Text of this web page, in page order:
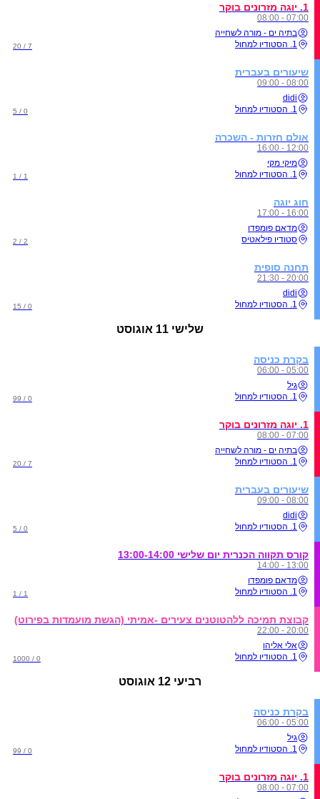
1. יוגה מזרונים בוקר
07:00 - 08:00
בתיה ים - מורה לשחייה
1. הסטודיו למחול
7 / 20
שיעורים בעברית
08:00 - 09:00
didi
1. הסטודיו למחול
0 / 5
אולם חזרות - השכרה
12:00 - 16:00
מיקי מקי
1. הסטודיו למחול
1 / 1
חוג יוגה
16:00 - 17:00
מדאם פומפדו
סטודיו פילאטיס
2 / 2
תחנה סופית
20:00 - 21:30
didi
1. הסטודיו למחול
0 / 15
שלישי 11 אוגוסט
בקרת כניסה
05:00 - 06:00
גיל
1. הסטודיו למחול
0 / 99
1. יוגה מזרונים בוקר
07:00 - 08:00
בתיה ים - מורה לשחייה
1. הסטודיו למחול
7 / 20
שיעורים בעברית
08:00 - 09:00
didi
1. הסטודיו למחול
0 / 5
קורס תקווה הכנרית יום שלישי 13:00-14:00
13:00 - 14:00
מדאם פומפדו
1. הסטודיו למחול
1 / 1
קבוצת תמיכה ללהטוטנים צעירים -אמיתי (הגשת מועמדות בפירוט)
20:00 - 22:00
אלי אליהו
1. הסטודיו למחול
0 / 1000
רביעי 12 אוגוסט
בקרת כניסה
05:00 - 06:00
גיל
1. הסטודיו למחול
0 / 99
1. יוגה מזרונים בוקר
07:00 - 08:00